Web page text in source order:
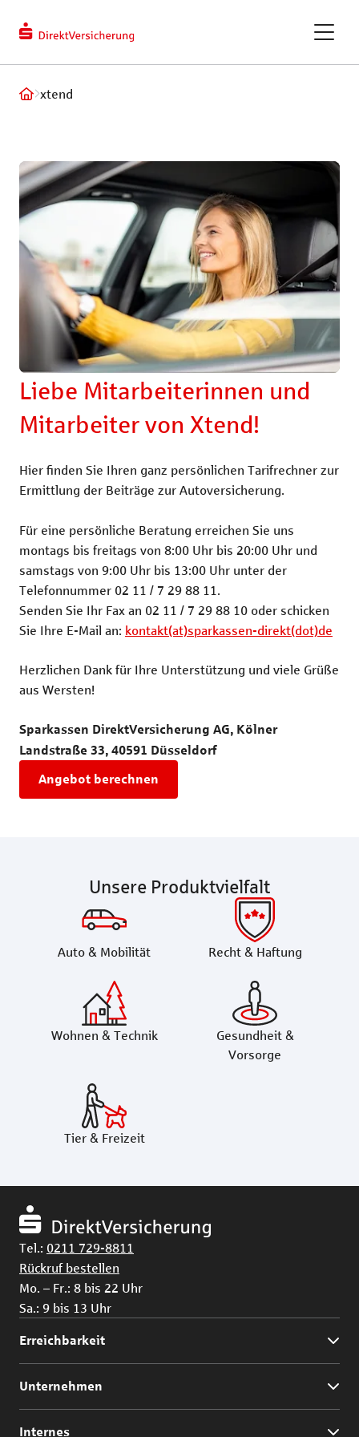
eVB-Nummer
GAPcare – die Kaufpreis­
Fahrradversicherung
Recht und Haftung
Privathaftpflichtversicherung
Rechtsschutzversicherung
Tiere und
ändern
xtend
Liebe Mitarbeiterinnen und
Mitarbeiter von Xtend!
Hier finden Sie Ihren ganz persönlichen Tarifrechner zur
Ermittlung der Beiträge zur Autoversicherung.
Für eine persönliche Beratung erreichen Sie uns
montags bis freitags von 8:00 Uhr bis 20:00 Uhr und
samstags von 9:00 Uhr bis 13:00 Uhr unter der
Telefonnummer 02 11 / 7 29 88 11.
Senden Sie Ihr Fax an 02 11 / 7 29 88 10 oder schicken
Sie Ihre E-Mail an: kontakt(at)sparkassen-direkt(dot)de
Herzlichen Dank für Ihre Unterstützung und viele Grüße
aus Wersten!
Sparkassen DirektVersicherung AG, Kölner
Landstraße 33, 40591 Düsseldorf
Angebot berechnen
Unsere Produktvielfalt
Auto & Mobilität Recht & Haftung
Wohnen & Technik
Gesundheit &
Vorsorge
Tier & Freizeit
Tel.: 0211 729-8811
Rückruf bestellen
Mo. – Fr.: 8 bis 22 Uhr
Sa.: 9 bis 13 Uhr
Erreichbarkeit
Unternehmen
Internes